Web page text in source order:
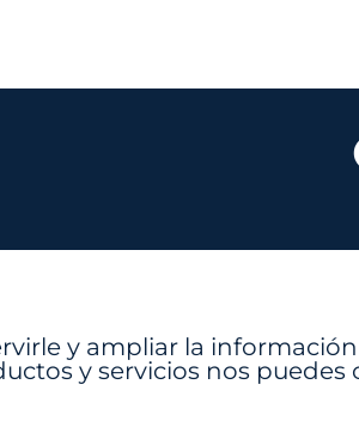
y ampliar la
y servicios nos puedes